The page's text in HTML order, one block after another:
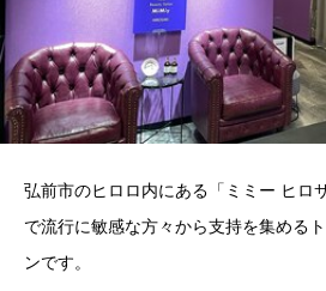
弘前市のヒロロ内にある「ミミー ヒロ
で流行に敏感な方々から支持を集める
ンです。